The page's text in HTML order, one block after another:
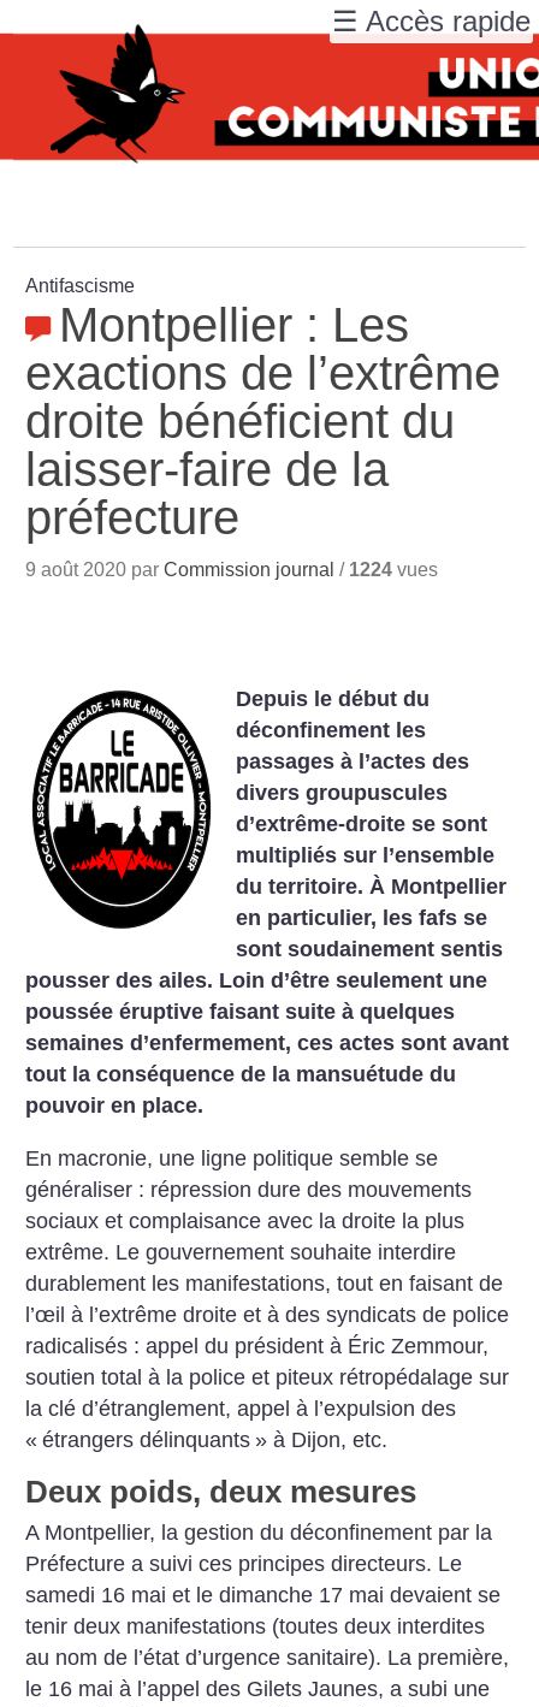
Antifascisme
Montpellier : Les
exactions de l’extrême
droite bénéficient du
laisser-faire de la
préfecture
9 août 2020 parCommission journal / 1224 vues
Depuis le début du
déconfinement les
passages à l’actes des
divers groupuscules
d’extrême-droite se sont
multipliés sur l’ensemble
du territoire. À Montpellier
en particulier, les fafs se
sont soudainement sentis
pousser des ailes. Loin d’être seulement une
poussée éruptive faisant suite à quelques
semaines d’enfermement, ces actes sont avant
tout la conséquence de la mansuétude du
pouvoir en place.
En macronie, une ligne politique semble se
généraliser : répression dure des mouvements
sociaux et complaisance avec la droite la plus
extrême. Le gouvernement souhaite interdire
durablement les manifestations, tout en faisant de
l’œil à l’extrême droite et à des syndicats de police
radicalisés : appel du président à Éric Zemmour,
soutien total à la police et piteux rétropédalage sur
la clé d’étranglement, appel à l’expulsion des
« étrangers délinquants » à Dijon, etc.
Deux poids, deux mesures
A Montpellier, la gestion du déconfinement par la
Préfecture a suivi ces principes directeurs. Le
samedi 16 mai et le dimanche 17 mai devaient se
tenir deux manifestations (toutes deux interdites
au nom de l’état d’urgence sanitaire). La première,
le 16 mai à l’appel des Gilets Jaunes, a subi une
☰ Accès rapide